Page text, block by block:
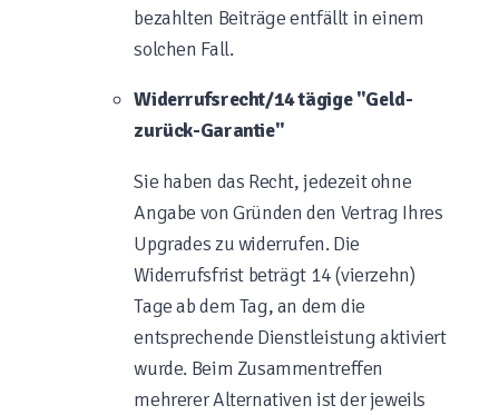
bezahlten Beiträge entfällt in einem
solchen Fall.
Widerrufsrecht/14 tägige "Geld-
zurück-Garantie"
Sie haben das Recht, jedezeit ohne
Angabe von Gründen den Vertrag Ihres
Upgrades zu widerrufen. Die
Widerrufsfrist beträgt 14 (vierzehn)
Tage ab dem Tag, an dem die
entsprechende Dienstleistung aktiviert
wurde. Beim Zusammentreffen
mehrerer Alternativen ist der jeweils